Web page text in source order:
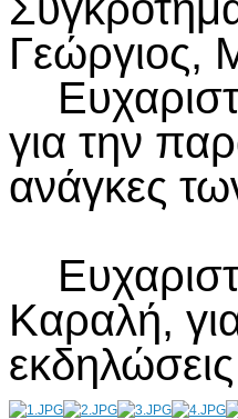
Γεώργιος,
για την
ανάγκες
Καραλή,